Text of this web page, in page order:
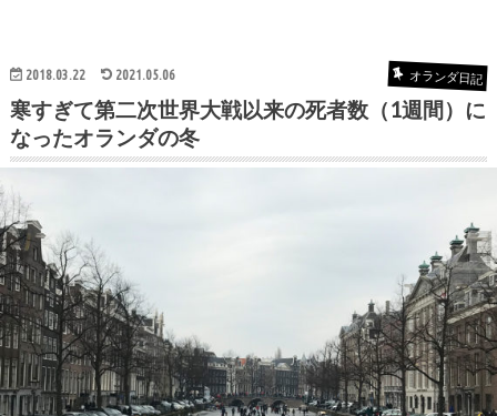
2018.03.22 2021.05.06 オランダ日記
寒すぎて第二次世界大戦以来の死者数（1週間）に
なったオランダの冬